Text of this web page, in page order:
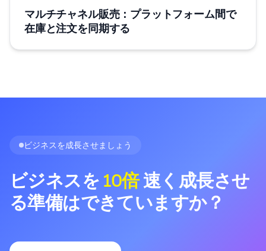
マルチチャネル販売：プラットフォーム間で
在庫と注文を同期する
ビジネスを成長させましょう
ビジネスを 10倍速く成長させ
る準備はできていますか？